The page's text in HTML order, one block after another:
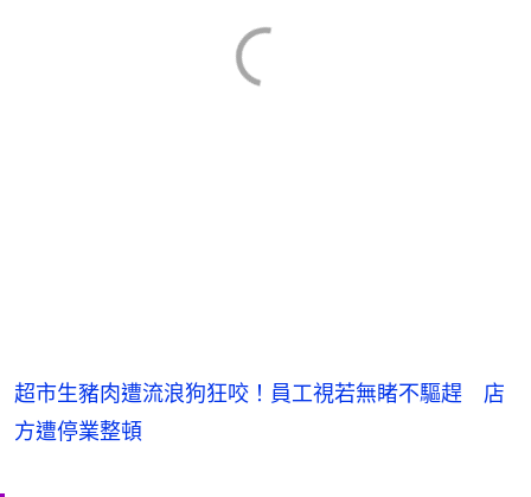
超市生豬肉遭流浪狗狂咬！員工視若無睹不驅趕 店
方遭停業整頓